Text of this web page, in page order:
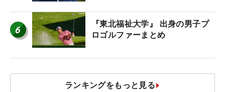
6
『東北福祉大学』 出身の男子プ
ロゴルファーまとめ
ランキングをもっと見る